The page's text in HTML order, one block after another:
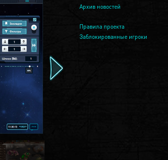
Архив новостей
Правила проекта
Заблокированные игроки